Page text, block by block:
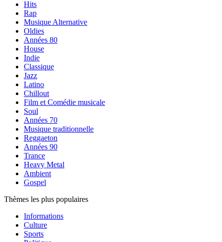
Hits
Rap
Musique Alternative
Oldies
Années 80
House
Indie
Classique
Jazz
Latino
Chillout
Film et Comédie musicale
Soul
Années 70
Musique traditionnelle
Reggaeton
Années 90
Trance
Heavy Metal
Ambient
Gospel
Thèmes les plus populaires
Informations
Culture
Sports